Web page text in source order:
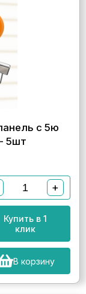
с 5ю
5шт
+
Купить в 1
клик
В корзину